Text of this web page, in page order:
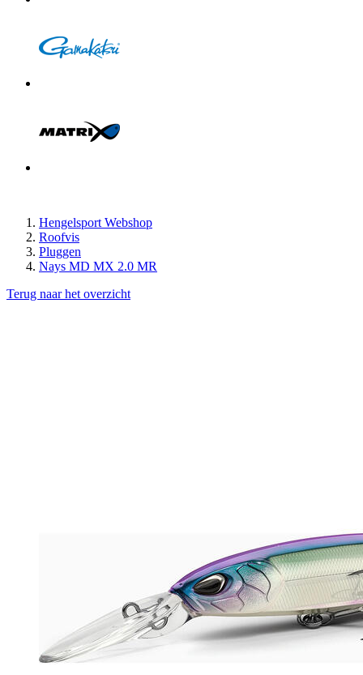
Hengelsport Webshop
Roofvis
Pluggen
Nays MD MX 2.0 MR
Terug naar het overzicht